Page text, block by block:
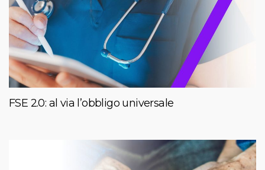
FSE 2.0: al via l’obbligo universale